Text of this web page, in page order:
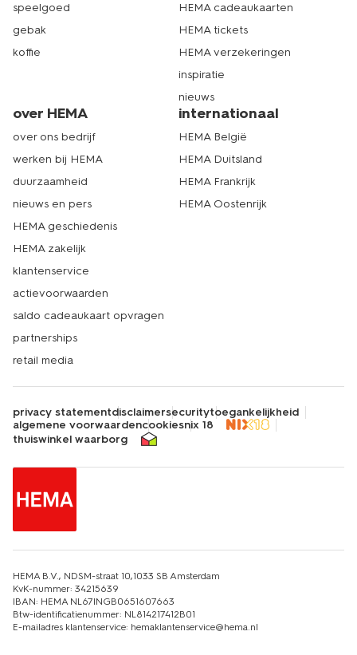
speelgoed
gebak
koffie
HEMA cadeaukaarten
HEMA tickets
HEMA verzekeringen
inspiratie
nieuws
over HEMA
over ons bedrijf
werken bij HEMA
duurzaamheid
nieuws en pers
HEMA geschiedenis
HEMA zakelijk
klantenservice
actievoorwaarden
saldo cadeaukaart opvragen
partnerships
retail media
internationaal
HEMA België
HEMA Duitsland
HEMA Frankrijk
HEMA Oostenrijk
privacy statementdisclaimersecuritytoegankelijkheid
algemene voorwaardencookiesnix 18
thuiswinkel waarborg
HEMA B.V., NDSM-straat 10,1033 SB Amsterdam
KvK-nummer: 34215639
IBAN: HEMA NL67INGB0651607663
Btw-identificatienummer: NL814217412B01
E-mailadres klantenservice: hemaklantenservice@hema.nl